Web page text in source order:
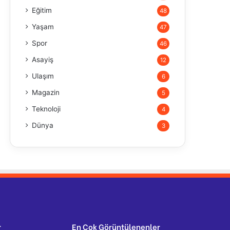
Eğitim 48
Yaşam 47
Spor 46
Asayiş 12
Ulaşım 6
Magazin 5
Teknoloji 4
Dünya 3
En Çok Görüntülenenler